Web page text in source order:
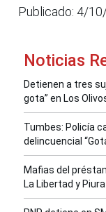
Publicado: 4/
Noticias
Detienen a tres
gota” en Los
Tumbes: Policía
delincuencial
Mafias del
La Libertad y